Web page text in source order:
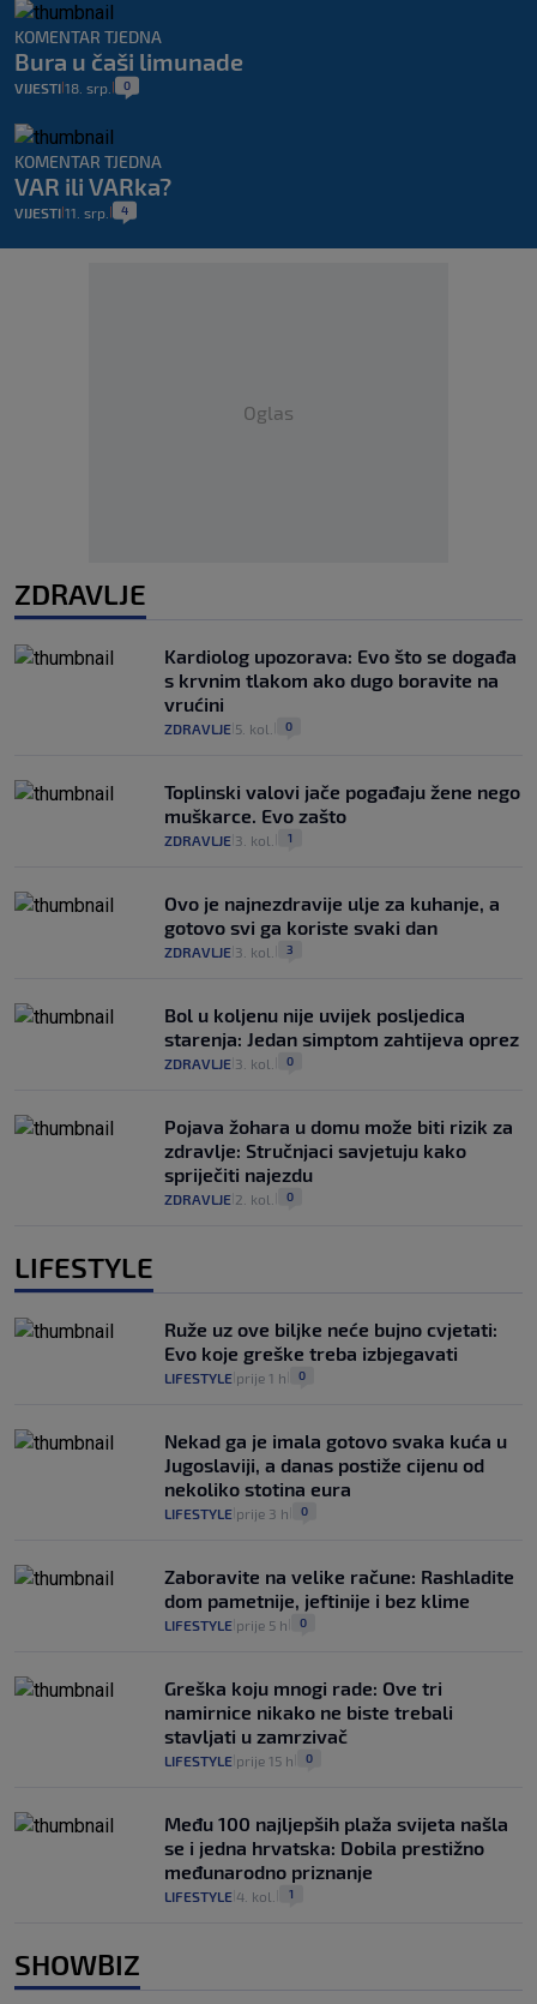
KOMENTAR TJEDNA
Bura u čaši limunade
VIJESTI 18. srp. 0
KOMENTAR TJEDNA
VAR ili VARka?
VIJESTI 11. srp. 4
Oglas
ZDRAVLJE
Kardiolog upozorava: Evo što se događa
s krvnim tlakom ako dugo boravite na
vrućini
ZDRAVLJE 5. kol. 0
Toplinski valovi jače pogađaju žene nego
muškarce. Evo zašto
ZDRAVLJE 3. kol. 1
Ovo je najnezdravije ulje za kuhanje, a
gotovo svi ga koriste svaki dan
ZDRAVLJE 3. kol. 3
Bol u koljenu nije uvijek posljedica
starenja: Jedan simptom zahtijeva oprez
ZDRAVLJE 3. kol. 0
Pojava žohara u domu može biti rizik za
zdravlje: Stručnjaci savjetuju kako
spriječiti najezdu
ZDRAVLJE 2. kol. 0
LIFESTYLE
Ruže uz ove biljke neće bujno cvjetati:
Evo koje greške treba izbjegavati
LIFESTYLE prije 1 h 0
Nekad ga je imala gotovo svaka kuća u
Jugoslaviji, a danas postiže cijenu od
nekoliko stotina eura
LIFESTYLE prije 3 h 0
Zaboravite na velike račune: Rashladite
dom pametnije, jeftinije i bez klime
LIFESTYLE prije 5 h 0
Greška koju mnogi rade: Ove tri
namirnice nikako ne biste trebali
stavljati u zamrzivač
LIFESTYLE prije 15 h 0
Među 100 najljepših plaža svijeta našla
se i jedna hrvatska: Dobila prestižno
međunarodno priznanje
LIFESTYLE 4. kol. 1
SHOWBIZ